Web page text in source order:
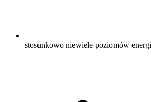
stosunkowo niewiele poziomów